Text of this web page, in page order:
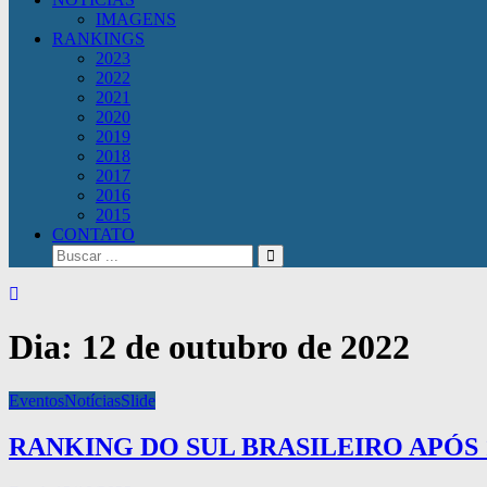
IMAGENS
RANKINGS
2023
2022
2021
2020
2019
2018
2017
2016
2015
CONTATO
Dia: 12 de outubro de 2022
Categories
EventosNotíciasSlide
RANKING DO SUL BRASILEIRO APÓS